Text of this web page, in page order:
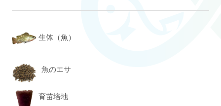
生体（魚）
魚のエサ
育苗培地